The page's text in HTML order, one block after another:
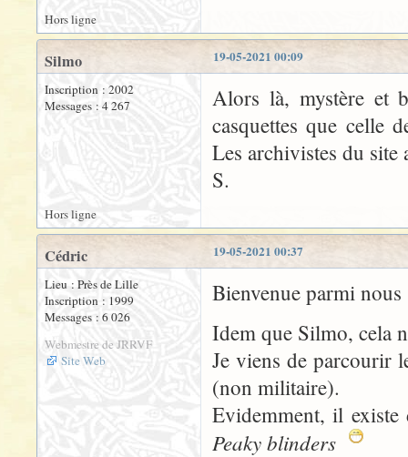
Hors ligne
19-05-2021 00:09
Silmo
Inscription : 2002
Messages : 4 267
Alors là, mystère et
casquettes que celle
Les archivistes du site
S.
Hors ligne
19-05-2021 00:37
Cédric
Lieu : Près de Lille
Inscription : 1999
Messages : 6 026
Webmestre de JRRVF
Site Web
Bienvenue parmi
Idem que Silmo, cela
Je viens de parcourir
(non militaire).
Evidemment, il
Peaky blinders